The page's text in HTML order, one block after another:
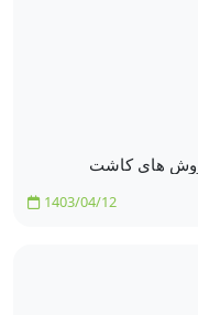
روش های کاشت
1403/04/12